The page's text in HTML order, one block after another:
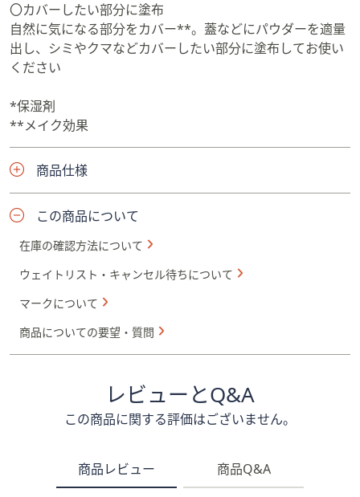
〇カバーしたい部分に塗布
自然に気になる部分をカバー**。蓋などにパウダーを適量
出し、シミやクマなどカバーしたい部分に塗布してお使い
ください
*保湿剤
**メイク効果
商品仕様
この商品について
在庫の確認方法について
ウェイトリスト・キャンセル待ちについて
マークについて
商品についての要望・質問
レビューとQ&A
この商品に関する評価はございません。
商品レビュー 商品Q&A